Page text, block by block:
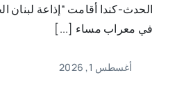
الحدث-كندا أقامت “إذاعة لبنان
في معراب مساء [...]
أغسطس 1, 2026